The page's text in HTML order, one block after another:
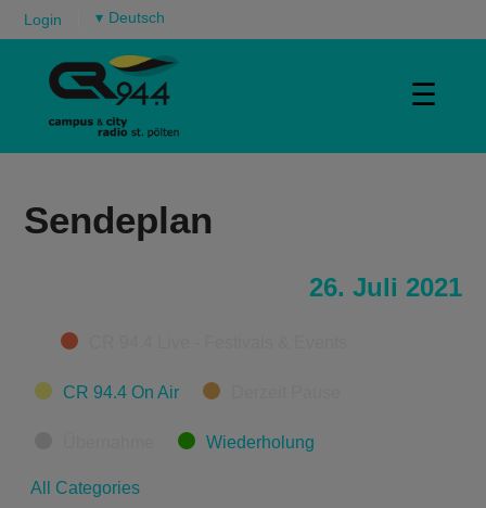
Login ▾
☰
Sendeplan
26. Juli 2021
Categories
CR 94.4 On Air
Wiederholung
All Categories